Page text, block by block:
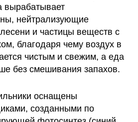
вырабатывает
нейтрализующие
и частицы веществ с
благодаря чему воздух в
чистым и свежим, а еда
без смешивания запахов.
оснащены
созданными по